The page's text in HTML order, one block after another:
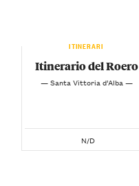
ITINERARI
Itinerario del Roero
— Santa Vittoria d’Alba —
N/D